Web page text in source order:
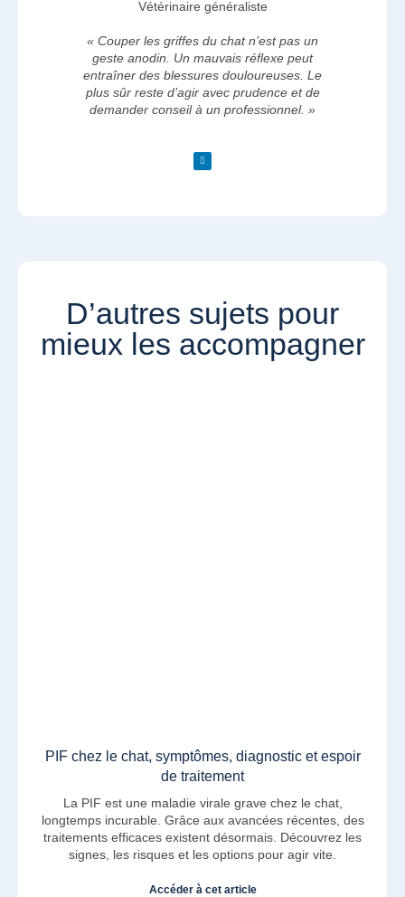
Vétérinaire généraliste
« Couper les griffes du chat n’est pas un
geste anodin. Un mauvais réflexe peut
entraîner des blessures douloureuses. Le
plus sûr reste d’agir avec prudence et de
demander conseil à un professionnel. »
D’autres sujets pour
mieux les accompagner​​
PIF chez le chat, symptômes, diagnostic et espoir
de traitement
La PIF est une maladie virale grave chez le chat,
longtemps incurable. Grâce aux avancées récentes, des
traitements efficaces existent désormais. Découvrez les
signes, les risques et les options pour agir vite.
Accéder à cet article